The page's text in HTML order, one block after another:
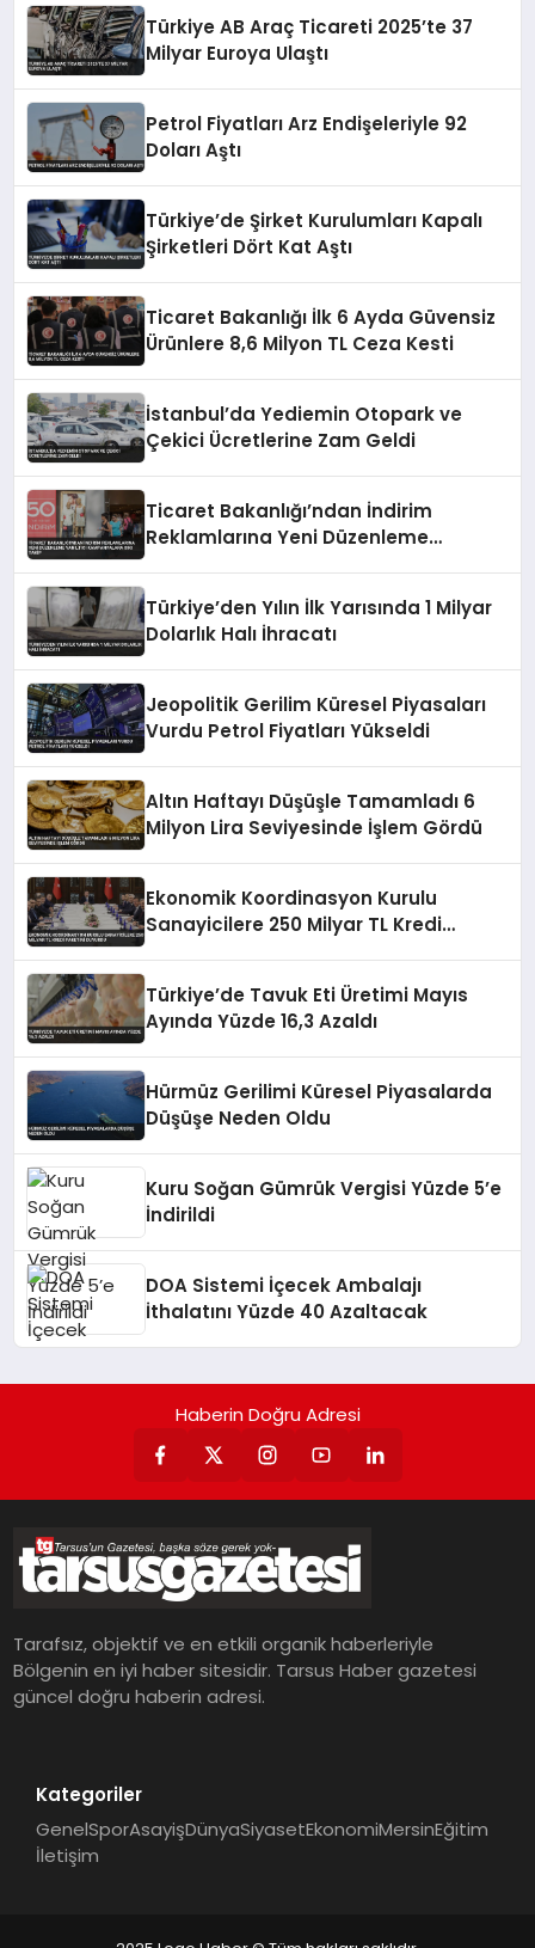
Türkiye AB Araç Ticareti 2025’te 37
Milyar Euroya Ulaştı
Petrol Fiyatları Arz Endişeleriyle 92
Doları Aştı
Türkiye’de Şirket Kurulumları Kapalı
Şirketleri Dört Kat Aştı
Ticaret Bakanlığı İlk 6 Ayda Güvensiz
Ürünlere 8,6 Milyon TL Ceza Kesti
İstanbul’da Yediemin Otopark ve
Çekici Ücretlerine Zam Geldi
Ticaret Bakanlığı’ndan İndirim
Reklamlarına Yeni Düzenleme
Türkiye’den Yılın İlk Yarısında 1 Milyar
Dolarlık Halı İhracatı
Jeopolitik Gerilim Küresel Piyasaları
Vurdu Petrol Fiyatları Yükseldi
Altın Haftayı Düşüşle Tamamladı 6
Milyon Lira Seviyesinde İşlem Gördü
Ekonomik Koordinasyon Kurulu
Sanayicilere 250 Milyar TL Kredi
Türkiye’de Tavuk Eti Üretimi Mayıs
Ayında Yüzde 16,3 Azaldı
Hürmüz Gerilimi Küresel Piyasalarda
Düşüşe Neden Oldu
Kuru Soğan Gümrük Vergisi Yüzde 5’e
İndirildi
DOA Sistemi İçecek Ambalajı
İthalatını Yüzde 40 Azaltacak
Haberin Doğru Adresi
Tarafsız, objektif ve en etkili organik haberleriyle
Bölgenin en iyi haber sitesidir. Tarsus Haber gazetesi
güncel doğru haberin adresi.
Kategoriler
GenelSporAsayişDünyaSiyasetEkonomiMersinEğitim
İletişim